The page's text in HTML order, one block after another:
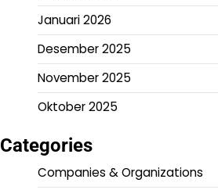
Januari 2026
Desember 2025
November 2025
Oktober 2025
Categories
Companies & Organizations